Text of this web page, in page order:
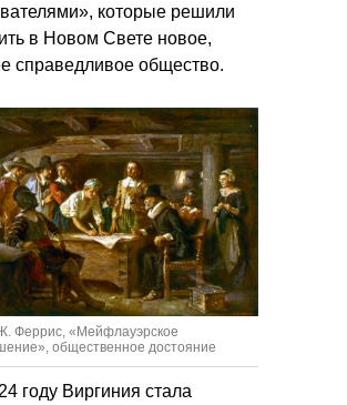
которые решили
в Новом Свете новое,
справедливое общество.
Феррис, «Мейфлауэрское
общественное достояние
году Виргиния стала